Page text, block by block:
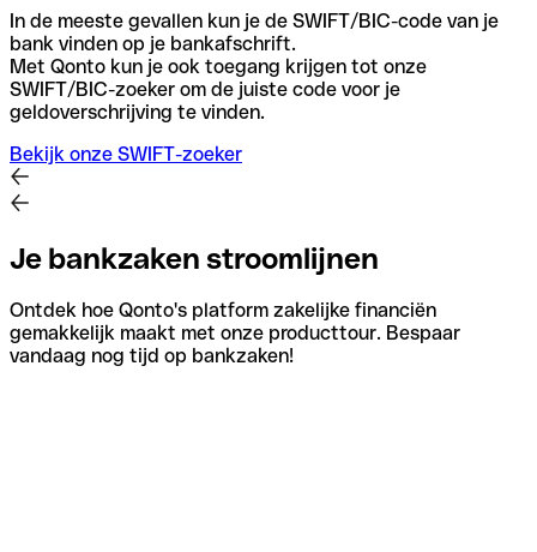
In de meeste gevallen kun je de SWIFT/BIC-code van je
bank vinden op je bankafschrift.
Met Qonto kun je ook toegang krijgen tot onze
SWIFT/BIC-zoeker om de juiste code voor je
geldoverschrijving te vinden.
Bekijk onze SWIFT-zoeker
Je bankzaken stroomlijnen
Ontdek hoe Qonto's platform zakelijke financiën
gemakkelijk maakt met onze producttour. Bespaar
vandaag nog tijd op bankzaken!